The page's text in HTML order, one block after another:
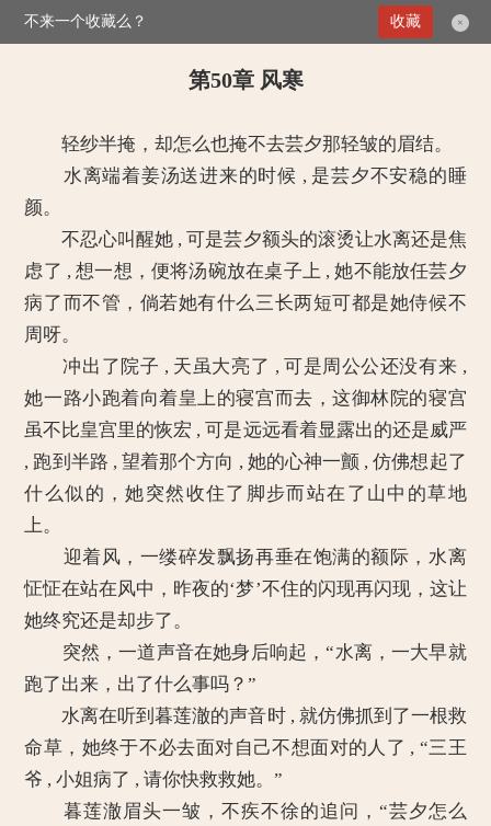
>媚倾天下：妖孽王爷别乱来 第50章 风寒
第50章 风寒
轻纱半掩，却怎么也掩不去芸夕那轻皱的眉结。
水离端着姜汤送进来的时候 , 是芸夕不安稳的睡
颜。
不忍心叫醒她 , 可是芸夕额头的滚烫让水离还是焦
虑了 , 想一想，便将汤碗放在桌子上 , 她不能放任芸夕
病了而不管，倘若她有什么三长两短可都是她侍候不
周呀。
冲出了院子 , 天虽大亮了 , 可是周公公还没有来 ,
她一路小跑着向着皇上的寝宫而去，这御林院的寝宫
虽不比皇宫里的恢宏 , 可是远远看着显露出的还是威严
, 跑到半路 , 望着那个方向 , 她的心神一颤 , 仿佛想起了
什么似的，她突然收住了脚步而站在了山中的草地
上。
迎着风，一缕碎发飘扬再垂在饱满的额际，水离
怔怔在站在风中，昨夜的‘梦’不住的闪现再闪现，这让
她终究还是却步了。
突然，一道声音在她身后响起，“水离，一大早就
跑了出来，出了什么事吗？”
水离在听到暮莲澈的声音时 , 就仿佛抓到了一根救
命草，她终于不必去面对自己不想面对的人了 , “三王
爷 , 小姐病了 , 请你快救救她。”
暮莲澈眉头一皱，不疾不徐的追问，“芸夕怎么
不来一个收藏么？ ×
收藏